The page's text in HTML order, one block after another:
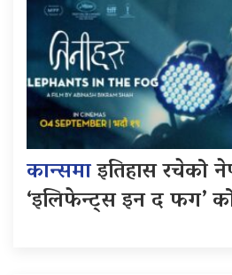
कान्समाइतिहास रचेको
‘इलिफेन्ट्स इन द फग’